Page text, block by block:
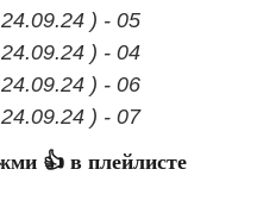
) - 05
) - 04
) - 06
) - 07
👍 в плейлисте